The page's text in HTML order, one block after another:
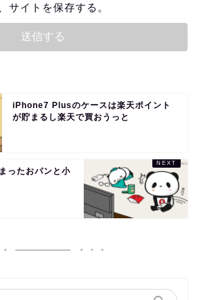
サイトを保存する。
iPhone7 Plusのケースは楽天ポイント
が貯まるし楽天で買おうっと
ったおパンと小